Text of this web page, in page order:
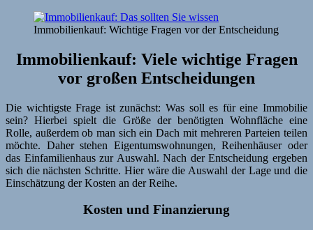
Immobilienkauf: Wichtige Fragen vor der Entscheidung
Immobilienkauf: Viele wichtige Fragen
vor großen Entscheidungen
Die wichtigste Frage ist zunächst: Was soll es für eine Immobilie
sein? Hierbei spielt die Größe der benötigten Wohnfläche eine
Rolle, außerdem ob man sich ein Dach mit mehreren Parteien teilen
möchte. Daher stehen Eigentumswohnungen, Reihenhäuser oder
das Einfamilienhaus zur Auswahl. Nach der Entscheidung ergeben
sich die nächsten Schritte. Hier wäre die Auswahl der Lage und die
Einschätzung der Kosten an der Reihe.
Kosten und Finanzierung